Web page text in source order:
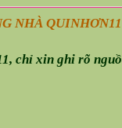
NHÀ QUINHƠN
chỉ xin ghi rõ